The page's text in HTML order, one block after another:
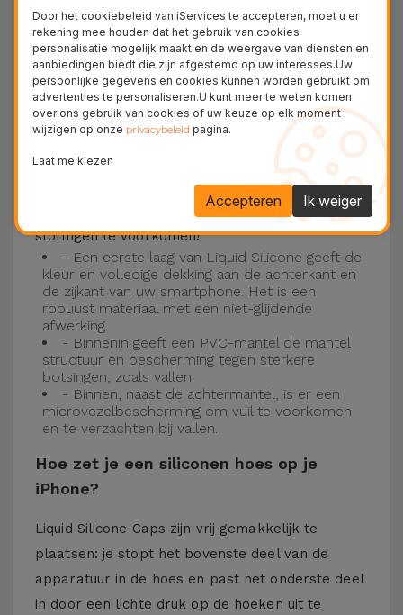
15, 14, 13, 12 onder meer en het nieuwste model
van de Apple, deiPhone 16eniPhone 17.
Drie-laagse bescherming met de
siliconen kappen
Onze iPhone siliconen hoesjes hebben een
robuuste, kwalitatieve constructie met een
drielaagse constructie om ongelukken en
storingen te voorkomen!
- Een eerste laag van Liquid Silicone geeft de
kleur en volledige dekking aan de achterkant en
de zijkant van uw smartphone. Het is een
robuust materiaal met een niet-glijdende
afwerking.
- Binnenin geeft een PVC-mantel de mantel
structuur en bescherming tegen sterkere
botsingen, zoals vallen.
- Binnen, naast de achtermantel, is er een
microvezelbescherming om vuil te voorkomen
en te verzachten bij vallen.
Hoe zet je een siliconen hoes op je
iPhone?
Liquid Silicone Caps zijn vrij gemakkelijk te
plaatsen: je stopt het bovenste deel van de
apparatuur in de hoes en past het onderste deel
in door een lichte druk op de hoeken uit te
Door het cookiebeleid van iServices te accepteren, moet u er
rekening mee houden dat het gebruik van cookies
personalisatie mogelijk maakt en de weergave van diensten en
aanbiedingen biedt die zijn afgestemd op uw interesses.Uw
persoonlijke gegevens en cookies kunnen worden gebruikt om
advertenties te personaliseren.U kunt meer te weten komen
over ons gebruik van cookies of uw keuze op elk moment
wijzigen op onze privacybeleid pagina.
Laat me kiezen
Ik weiger
Accepteren